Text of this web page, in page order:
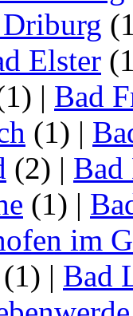
Elster
| Bad
(1) |
(2) | Bad
(1) |
im
(1) | Bad